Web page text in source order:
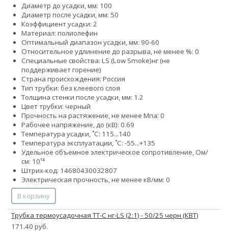
Диаметр до усадки, мм: 100
Диаметр после усадки, мм: 50
Коэффициент усадки: 2
Материал: полиолефин
Оптимальный диапазон усадки, мм: 90-60
Относительное удлинение до разрыва, не менее %: 0
Специальные свойства: LS (Low Smoke)нг (не
поддерживает горение)
Страна происхождения: Россия
Тип трубки: без клеевого слоя
Толщина стенки после усадки, мм: 1.2
Цвет трубки: черный
Прочность на растяжение, не менее Мпа: 0
Рабочее напряжение, до (кВ): 0.69
Температура усадки, ˚С: 115...140
Температура эксплуатации, ˚С: -55...+135
Удельное объемное электрическое сопротивление, Ом/
см: 10¹⁴
Штрих-код: 14680430032807
Электрическая прочность, не менее кВ/мм: 0
В корзину
Трубка термоусадочная ТТ-С нг-LS (2:1) - 50/25 черн (КВТ)
171.40 руб.